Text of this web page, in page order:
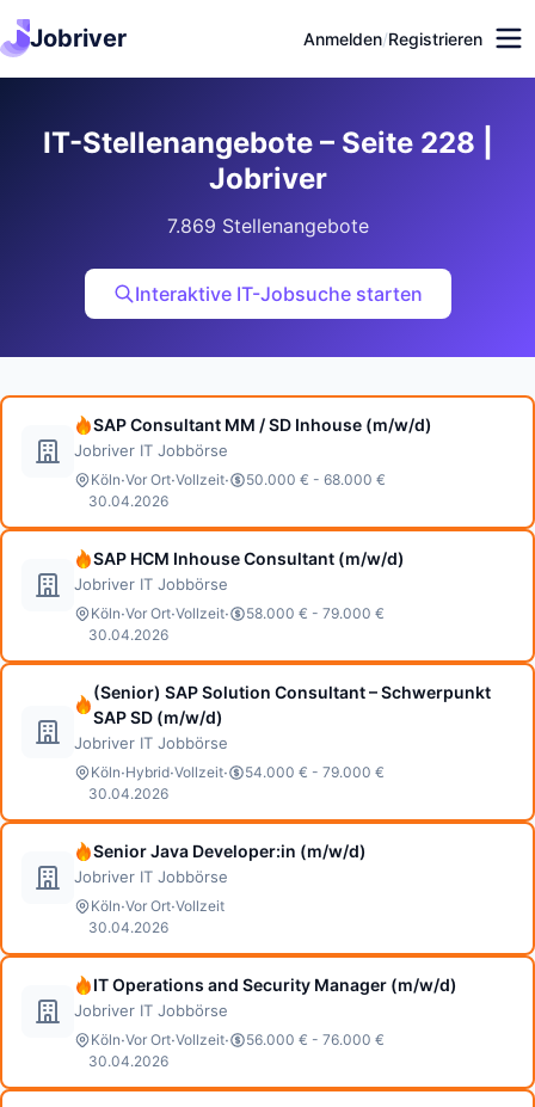
Jobriver Anmelden/Registrieren
IT-Stellenangebote – Seite 228 |
Jobriver
7.869 Stellenangebote
Interaktive IT-Jobsuche starten
SAP Consultant MM / SD Inhouse (m/w/d)
Jobriver IT Jobbörse
Köln·Vor Ort·Vollzeit·
50.000 € - 68.000 €
30.04.2026
SAP HCM Inhouse Consultant (m/w/d)
Jobriver IT Jobbörse
Köln·Vor Ort·Vollzeit·
58.000 € - 79.000 €
30.04.2026
(Senior) SAP Solution Consultant – Schwerpunkt
SAP SD (m/w/d)
Jobriver IT Jobbörse
Köln·Hybrid·Vollzeit·
54.000 € - 79.000 €
30.04.2026
Senior Java Developer:in (m/w/d)
Jobriver IT Jobbörse
Köln·Vor Ort·Vollzeit
30.04.2026
IT Operations and Security Manager (m/w/d)
Jobriver IT Jobbörse
Köln·Vor Ort·Vollzeit·
56.000 € - 76.000 €
30.04.2026